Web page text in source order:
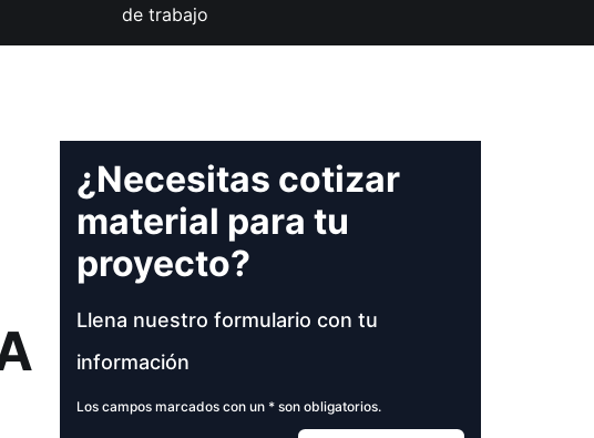
de trabajo
¿Necesitas cotizar
material para tu
proyecto?
Llena nuestro formulario con tu
información
Los campos marcados con un * son obligatorios.